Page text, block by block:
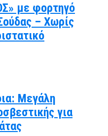
με φορτηγό
– Χωρίς
Μεγάλη
για